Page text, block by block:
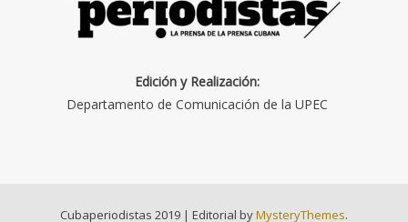
Edición y Realización:
Departamento de Comunicación de la UPEC
Cubaperiodistas 2019 | Editorial byMysteryThemes.